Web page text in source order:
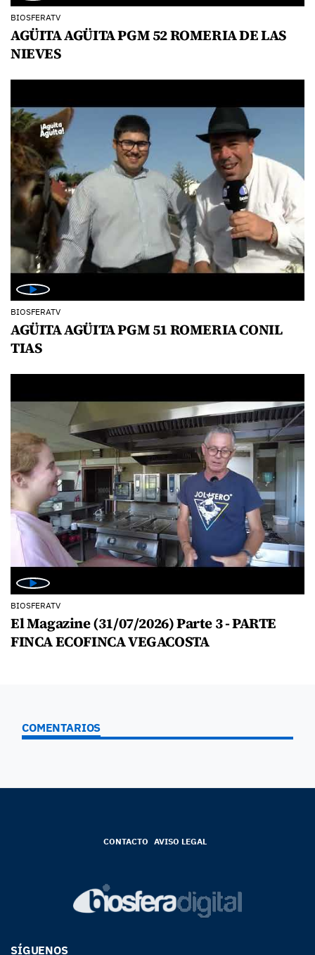
BIOSFERATV
AGÜITA AGÜITA PGM 52 ROMERIA DE LAS
NIEVES
BIOSFERATV
AGÜITA AGÜITA PGM 51 ROMERIA CONIL
TIAS
BIOSFERATV
El Magazine (31/07/2026) Parte 3 - PARTE
FINCA ECOFINCA VEGACOSTA
COMENTARIOS
CONTACTO AVISO LEGAL
SÍGUENOS